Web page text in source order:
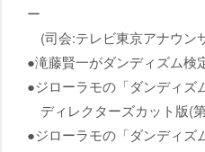
ー
(司会:テレビ東京アナウン
●滝藤賢一がダンディズム検
●ジローラモの「ダンディズ
ディレクターズカット版(
●ジローラモの「ダンディズ